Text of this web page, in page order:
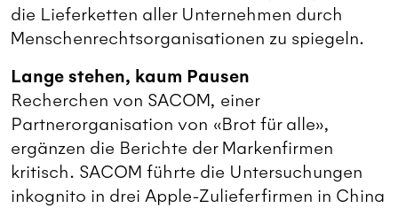
die Lieferketten aller Unternehmen durch
Menschenrechtsorganisationen zu spiegeln.
Lange stehen, kaum Pausen
Recherchen von SACOM, einer
Partnerorganisation von «Brot für alle»,
ergänzen die Berichte der Markenfirmen
kritisch. SACOM führte die Untersuchungen
inkognito in drei Apple-Zulieferfirmen in China